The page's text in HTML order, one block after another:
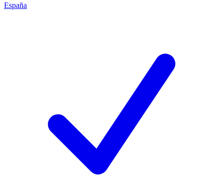
España